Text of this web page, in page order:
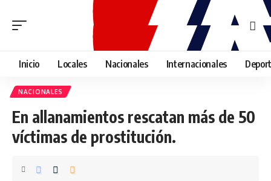
Inicio Locales Nacionales Internacionales
NACIONALES
En allanamientos rescatan más de 50
víctimas de prostitución.